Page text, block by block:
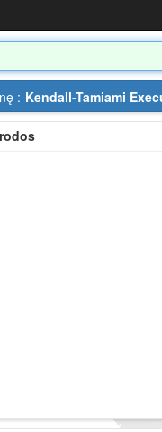
: Kendall-Tamiami